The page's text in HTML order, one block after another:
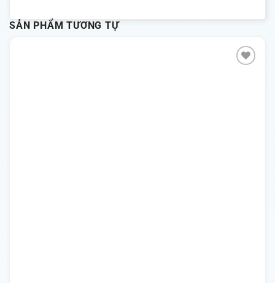
SẢN PHẨM TƯƠNG TỰ